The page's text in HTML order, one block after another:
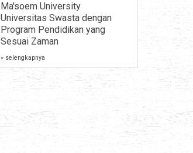
Ma'soem University
Universitas Swasta dengan
Program Pendidikan yang
Sesuai Zaman
» selengkapnya